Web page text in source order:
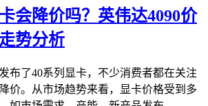
会降价吗？英伟达4090价
势分析
布了40系列显卡，不少消费者都在关注
价。从市场趋势来看，显卡价格受到多